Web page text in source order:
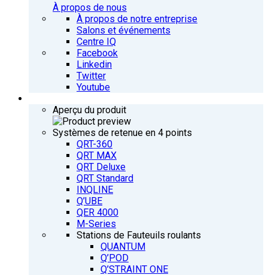
À propos de nous
À propos de notre entreprise
Salons et événements
Centre IQ
Facebook
Linkedin
Twitter
Youtube
Aperçu du produit
Systèmes de retenue en 4 points
QRT-360
QRT MAX
QRT Deluxe
QRT Standard
INQLINE
Q’UBE
QER 4000
M-Series
Stations de Fauteuils roulants
QUANTUM
Q’POD
Q’STRAINT ONE